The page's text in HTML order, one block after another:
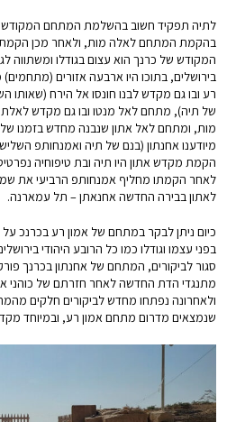
לתיה תפקיד חשוב בהשלמת המתחם המקודש של
בהקמת המתחם לאלה מות, ולאחר מכן הקמת
המקודש של כרנך הוא עצום בגודלו ומשתווה
בירושלים, בתוכו היו ארבעה אזורים (מתחמים)
רע ובו גם מקדש לבנו חונסו אל הירח (שאותו
של תיה), מתחם לאל מנטו ובו גם מקדש
מות, ומתחם לאל אתון שנבנה מחדש בזמנו של
מיודענו אחנתון (בנם של תיה ואמנחותפ
הקמת מקדש אתון היו תיה ובת טיפוחיה
לאחר הקמתו מחליף אמנחותפ הרביעי את שמו
לאתון בבירה החדשה אחנאתן – תל עמארנה.
כיום ניתן לבקר במתחם של אמון רע בכרנכ על
בפני עצמו וגודלו כמו כל הרובע היהודי
סגור לביקורים, המתחם של אחנתון בכרנך פורק
מתנגדי הדת החדשה לאחר חזרתם של כוהני אמון
ולאחרונה נפתחו מחדש לביקורים חלקים
שנמצאים מדרום מתחם אמון רע, ובמיוחד